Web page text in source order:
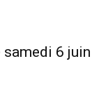
samedi 6 juin